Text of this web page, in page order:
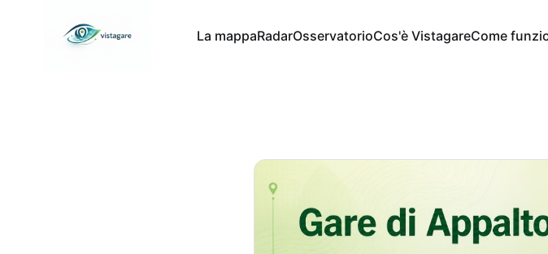
La mappaRadarOsservatorioCos'è VistagareCome